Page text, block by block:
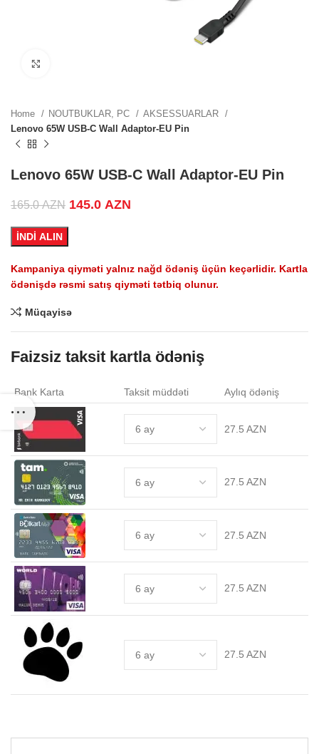
Home NOUTBUKLAR, PC
AKSESSUARLAR
Lenovo 65W USB-C Wall Adaptor-EU Pin
Lenovo 65W USB-C Wall Adaptor-EU Pin
165.0AZN Original price was: 165.0 AZN.
145.0 AZN
İNDİ ALIN
Kampaniya qiyməti yalnız nağd ödəniş üçün keçərlidir. Kartla
ödənişdə rəsmi satış qiyməti tətbiq olunur.
Müqayisə
Faizsiz taksit kartla ödəniş
Bank Karta Taksit müddəti Aylıq ödəniş
27.5 AZN
27.5 AZN
27.5 AZN
27.5 AZN
27.5 AZN